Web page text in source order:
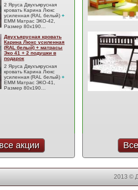
2 Яруса Двухъярусная
кровать Карина Люкс
усиленная (RAL белый) +
EMM Матрас ЭКО-42,
Размер 80x190…
Двухъярусная кровать
Карина Люкс усиленная
(RAL белый) + матрасы
Эко 41 + 2 подушки в
подарок
2 Яруса Двухъярусная
кровать Карина Люкс
усиленная (RAL белый) +
EMM Матрас ЭКО-41,
Размер 80x190…
акции
2013 ©